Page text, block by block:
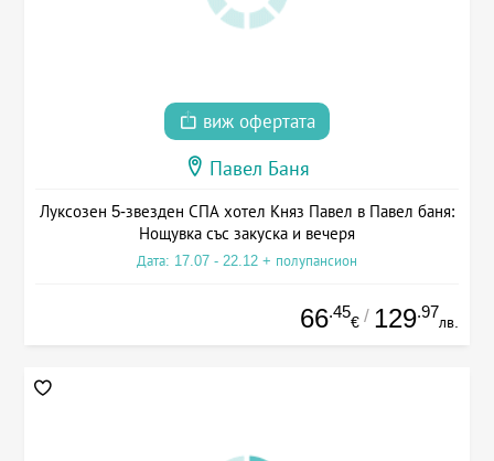
виж офертата
Павел Баня
Луксозен 5-звезден СПА хотел Княз Павел в Павел баня:
Нощувка със закуска и вечеря
Дата: 17.07 - 22.12 + полупансион
66.45
€ / 129.97
лв.